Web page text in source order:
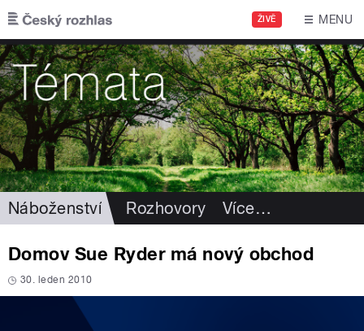
Přejít k hlavnímu obsahu
ŽIVĚ MENU
Náboženství Rozhovory Více…
Domov Sue Ryder má nový obchod
30. leden 2010